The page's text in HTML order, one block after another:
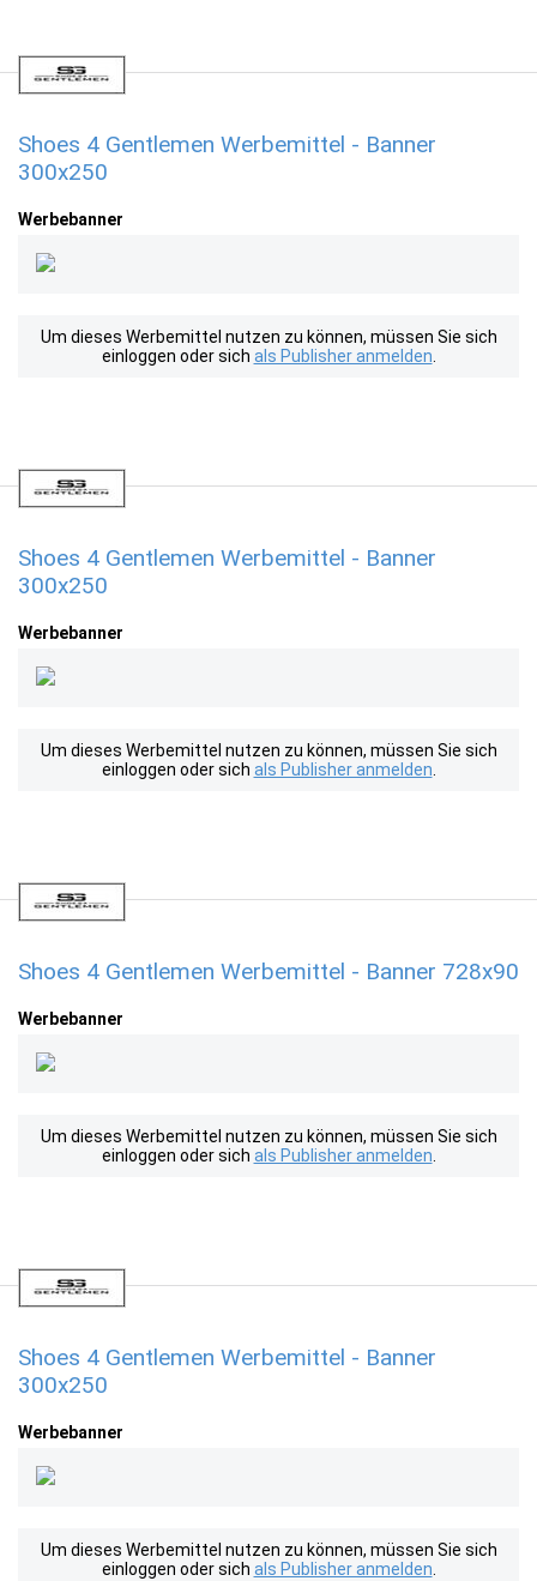
Shoes 4 Gentlemen Werbemittel - Banner
300x250
Werbebanner
Um dieses Werbemittel nutzen zu können, müssen Sie sich
einloggen oder sich als Publisher anmelden
Shoes 4 Gentlemen Werbemittel - Banner
300x250
Werbebanner
Um dieses Werbemittel nutzen zu können, müssen Sie sich
einloggen oder sich als Publisher anmelden
Shoes 4 Gentlemen Werbemittel - Banner 728x90
Werbebanner
Um dieses Werbemittel nutzen zu können, müssen Sie sich
einloggen oder sich als Publisher anmelden
Shoes 4 Gentlemen Werbemittel - Banner
300x250
Werbebanner
Um dieses Werbemittel nutzen zu können, müssen Sie sich
einloggen oder sich als Publisher anmelden